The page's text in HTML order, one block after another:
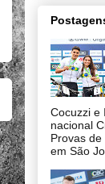
Cocuzzi e
nacional
Provas
em São